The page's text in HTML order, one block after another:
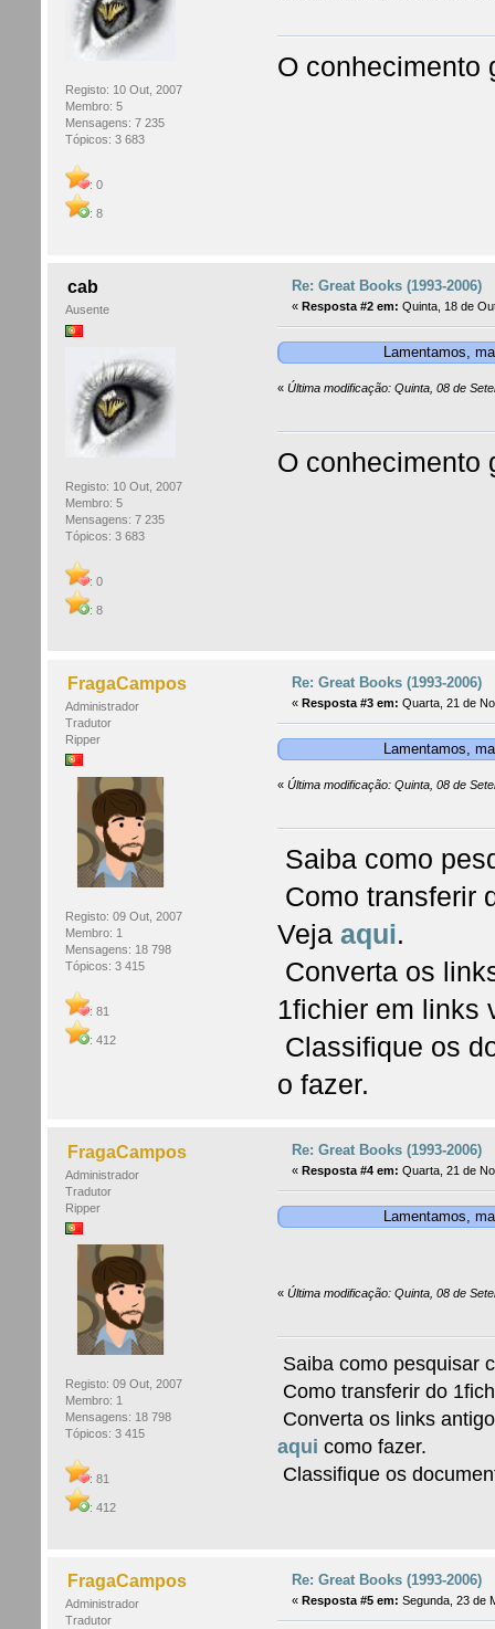
Registo: 10 Out, 2007
Membro: 5
Mensagens: 7 235
Tópicos: 3 683
: 0
: 8
O conhecimento
cab
Ausente
Registo: 10 Out, 2007
Membro: 5
Mensagens: 7 235
Tópicos: 3 683
: 0
: 8
Re: Great Books (1993-2006)
« Resposta #2 em: Quinta, 18 de
Lamentamos,
«Última modificação: Quinta, 08 de
O conhecimento
FragaCampos
Administrador
Tradutor
Ripper
Registo: 09 Out, 2007
Membro: 1
Mensagens: 18 798
Tópicos: 3 415
: 81
: 412
Re: Great Books (1993-2006)
« Resposta #3 em: Quarta, 21 de
Lamentamos,
«Última modificação: Quinta, 08 de
Saiba como
Como transferir
Vejaaqui.
Converta os
1fichier em links
Classifique os
o fazer.
FragaCampos
Administrador
Tradutor
Ripper
Registo: 09 Out, 2007
Membro: 1
Mensagens: 18 798
Tópicos: 3 415
: 81
: 412
Re: Great Books (1993-2006)
« Resposta #4 em: Quarta, 21 de
Lamentamos,
«Última modificação: Quinta, 08 de
Saiba como pesquisar
Como transferir do
Converta os links
aqui como fazer.
Classifique os
FragaCampos
Administrador
Tradutor
Re: Great Books (1993-2006)
« Resposta #5 em: Segunda, 23 de